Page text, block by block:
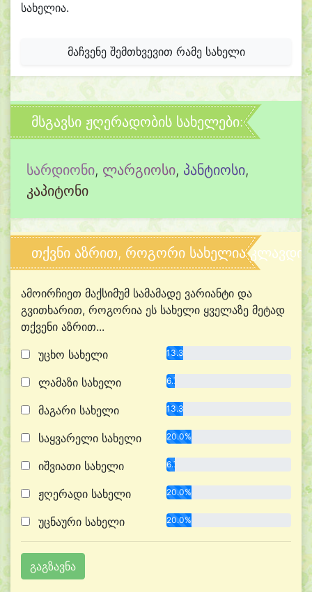
სახელია.
მაჩვენე შემთხვევით რამე სახელი
მსგავსი ჟღერადობის სახელები:
სარდიონი, ლარგიოსი, პანტიოსი,
კაპიტონი
თქვნი აზრით, როგორი სახელია
ამოირჩიეთ მაქსიმუმ სამამადე ვარიანტი და
გვითხარით, როგორია ეს სახელი ყველაზე მეტად
თქვენი აზრით...
უცხო სახელი
13.3%
ლამაზი სახელი 6.7%
მაგარი სახელი 13.3%
საყვარელი სახელი 20.0%
იშვიათი სახელი 6.7%
ჟღერადი სახელი 20.0%
უცნაური სახელი 20.0%